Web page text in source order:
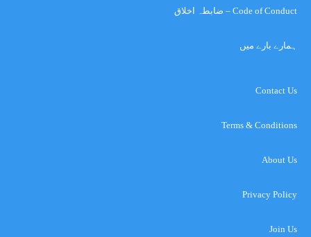
Code of Conduct – ضابطہ اخلاق
ہمارے بارے میں
Contact Us
Terms & Conditions
About Us
Privacy Policy
Join Us